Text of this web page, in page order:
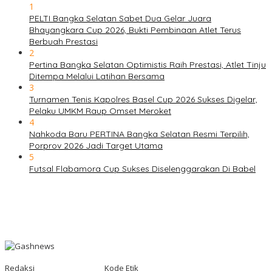
1
PELTI Bangka Selatan Sabet Dua Gelar Juara
Bhayangkara Cup 2026, Bukti Pembinaan Atlet Terus
Berbuah Prestasi
2
Pertina Bangka Selatan Optimistis Raih Prestasi, Atlet Tinju
Ditempa Melalui Latihan Bersama
3
Turnamen Tenis Kapolres Basel Cup 2026 Sukses Digelar,
Pelaku UMKM Raup Omset Meroket
4
Nahkoda Baru PERTINA Bangka Selatan Resmi Terpilih,
Porprov 2026 Jadi Target Utama
5
Futsal Flabamora Cup Sukses Diselenggarakan Di Babel
Redaksi Kode Etik